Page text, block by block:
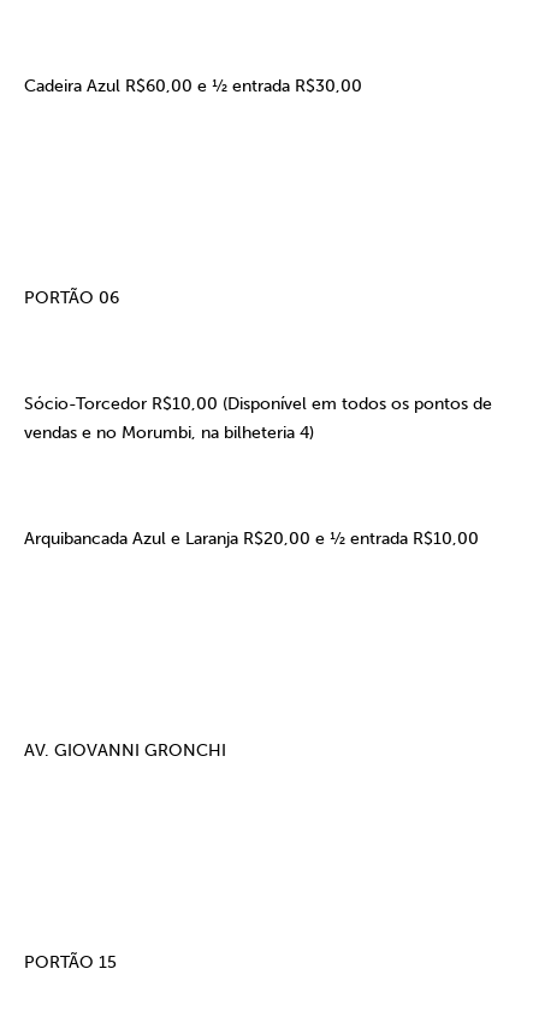
Cadeira Azul R$60,00 e ½ entrada R$30,00
PORTÃO 06
Sócio-Torcedor R$10,00 (Disponível em todos os pontos de
vendas e no Morumbi, na bilheteria 4)
Arquibancada Azul e Laranja R$20,00 e ½ entrada R$10,00
AV. GIOVANNI GRONCHI
PORTÃO 15